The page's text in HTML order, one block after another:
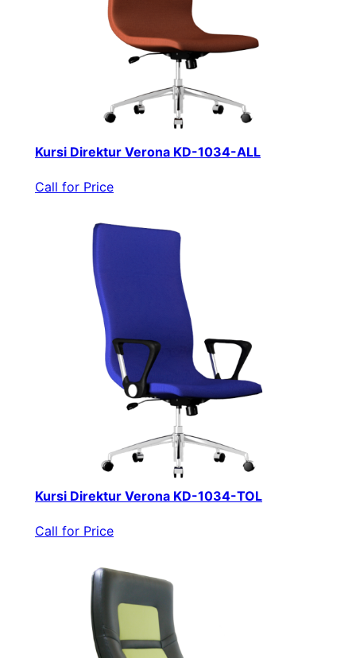
Kursi Direktur Verona KD-1034-ALL
Call for Price
Kursi Direktur Verona KD-1034-TOL
Call for Price